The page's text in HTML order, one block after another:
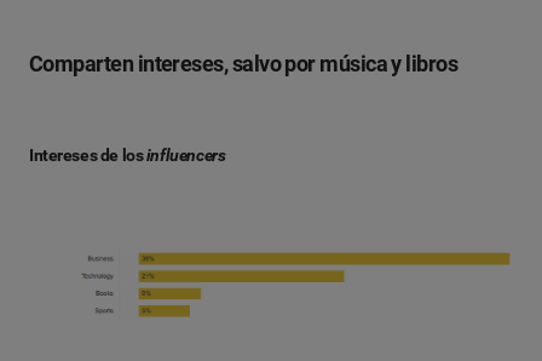
Comparten intereses, salvo por música y libros
Intereses de losinfluencers